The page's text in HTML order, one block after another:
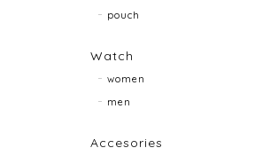
pouch
Watch
women
men
Accesories